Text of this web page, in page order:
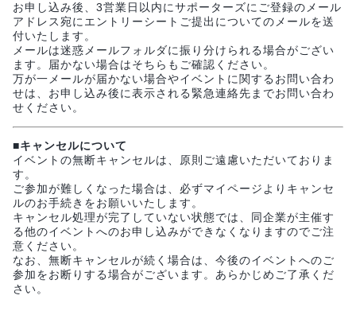
お申し込み後、3営業日以内にサポーターズにご登録のメール
アドレス宛にエントリーシートご提出についてのメールを送
付いたします。
メールは迷惑メールフォルダに振り分けられる場合がござい
ます。届かない場合はそちらもご確認ください。
万が一メールが届かない場合やイベントに関するお問い合わ
せは、お申し込み後に表示される緊急連絡先までお問い合わ
せください。
■キャンセルについて
イベントの無断キャンセルは、原則ご遠慮いただいておりま
す。
ご参加が難しくなった場合は、必ずマイページよりキャンセ
ルのお手続きをお願いいたします。
キャンセル処理が完了していない状態では、同企業が主催す
る他のイベントへのお申し込みができなくなりますのでご注
意ください。
なお、無断キャンセルが続く場合は、今後のイベントへのご
参加をお断りする場合がございます。あらかじめご了承くだ
さい。